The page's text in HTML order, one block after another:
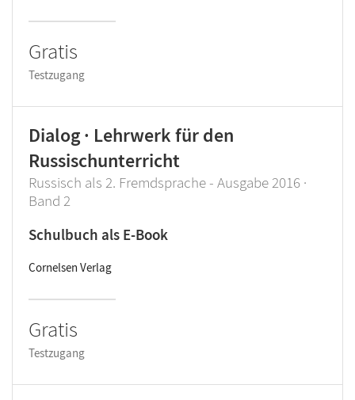
Gratis
Testzugang
Dialog · Lehrwerk für den
Russischunterricht
Russisch als 2. Fremdsprache - Ausgabe 2016 ·
Band 2
Schulbuch als E-Book
Cornelsen Verlag
Gratis
Testzugang